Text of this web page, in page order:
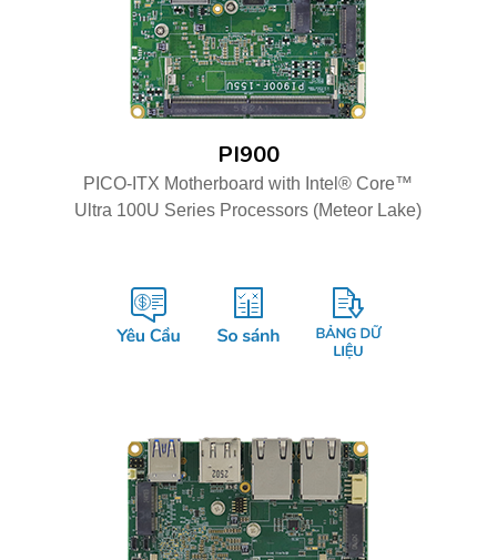
PI900
PICO-ITX Motherboard with Intel® Core™
Ultra 100U Series Processors (Meteor Lake)